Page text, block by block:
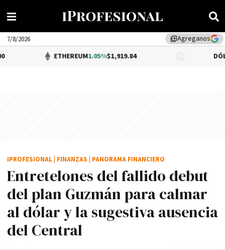
library_addAgreganos
7/8/2026
ETHEREUM1.05%$1,919.84 DÓLAR BNA
Entretelones del fallido debut
del plan Guzmán para calmar
al dólar y la sugestiva ausencia
del Central
IPROFESIONAL FINANZAS PANORAMA FINANCIERO